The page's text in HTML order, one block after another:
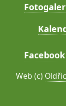
Web (c)